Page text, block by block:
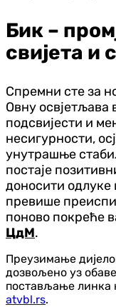
Бик –
свијета и
Спремни сте за
Овну освјетљава
подсвијести и
несигурности,
унутрашње
постаје
доносити одлуке
превише
поново покреће
ЦдМ.
Преузимање
дозвољено уз
постављање линка
atvbl.rs.